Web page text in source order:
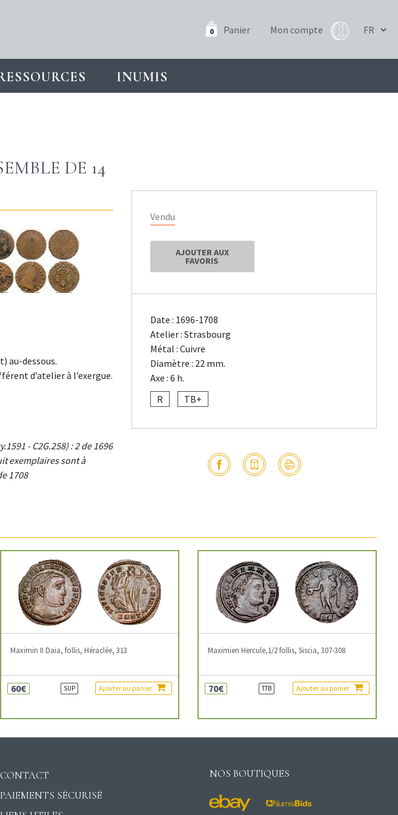
0 Panier Mon compte
INUMIS
DE 14
au-dessous.
d’atelier à l’exergue.
- C2G.258) : 2 de 1696
exemplaires sont à
1708
Vendu
AJOUTER AUX
FAVORIS
Date : 1696-1708
Atelier : Strasbourg
Métal : Cuivre
Diamètre : 22 mm.
Axe : 6 h.
R
TB+
Maximin II Daia, follis, Héraclée, 313
60€ SUP Ajouter au panier
Maximien Hercule,1/2 follis, Siscia, 307-308
70€ TTB Ajouter au panier
CONTACT
PAIEMENTS SÉCURISÉ
NOS BOUTIQUES